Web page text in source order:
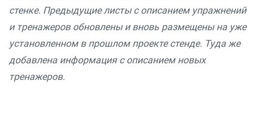
стенке. Предыдущие листы с описанием упражнений
и тренажеров обновлены и вновь размещены на уже
установленном в прошлом проекте стенде. Туда же
добавлена информация с описанием новых
тренажеров.